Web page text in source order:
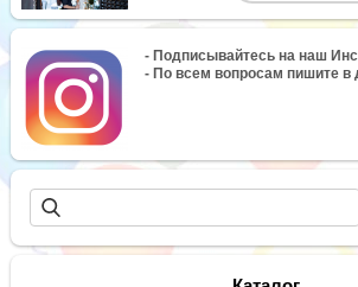
- Подписывайтесь на наш
- По всем вопросам пишите в